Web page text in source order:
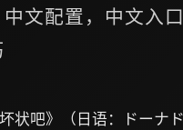
文配置，中文入
状吧》（日语：ドーナ